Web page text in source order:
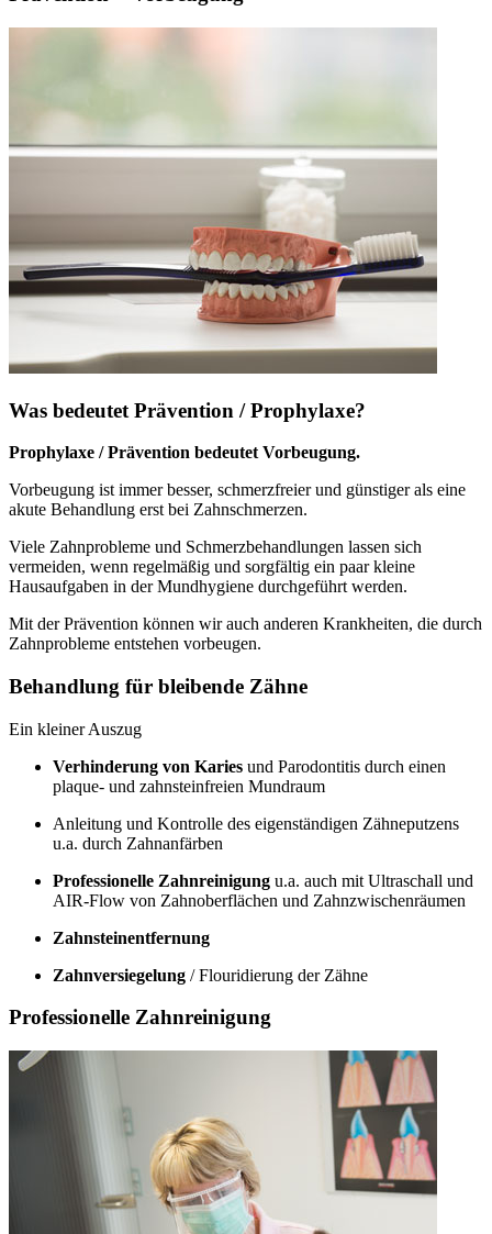
Was bedeutet Prävention / Prophylaxe?
Prophylaxe / Prävention bedeutet Vorbeugung.
Vorbeugung ist immer besser, schmerzfreier und günstiger als eine
akute Behandlung erst bei Zahnschmerzen.
Viele Zahnprobleme und Schmerzbehandlungen lassen sich
vermeiden, wenn regelmäßig und sorgfältig ein paar kleine
Hausaufgaben in der Mundhygiene durchgeführt werden.
Mit der Prävention können wir auch anderen Krankheiten, die durch
Zahnprobleme entstehen vorbeugen.
Behandlung für bleibende Zähne
Ein kleiner Auszug
Verhinderung von Karies und Parodontitis durch einen
plaque- und zahnsteinfreien Mundraum
Anleitung und Kontrolle des eigenständigen Zähneputzens
u.a. durch Zahnanfärben
Professionelle Zahnreinigung u.a. auch mit Ultraschall und
AIR-Flow von Zahnoberflächen und Zahnzwischenräumen
Zahnsteinentfernung
Zahnversiegelung / Flouridierung der Zähne
Professionelle Zahnreinigung